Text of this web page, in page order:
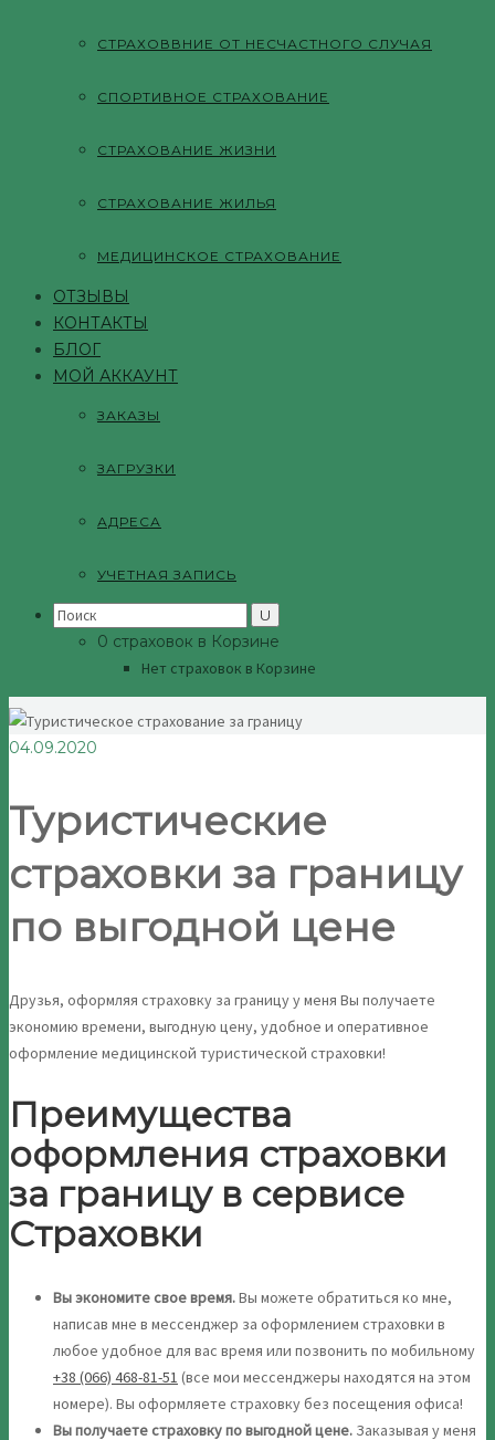
СТРАХОВВНИЕ ОТ НЕСЧАСТНОГО СЛУЧАЯ
СПОРТИВНОЕ СТРАХОВАНИЕ
СТРАХОВАНИЕ ЖИЗНИ
СТРАХОВАНИЕ ЖИЛЬЯ
МЕДИЦИНСКОЕ СТРАХОВАНИЕ
ОТЗЫВЫ
КОНТАКТЫ
БЛОГ
МОЙ АККАУНТ
ЗАКАЗЫ
ЗАГРУЗКИ
АДРЕСА
УЧЕТНАЯ ЗАПИСЬ
Search
0 страховок в Корзине
Нет страховок в Корзине
04.09.2020
Туристические
страховки за границу
по выгодной цене
Друзья, оформляя страховку за границу у меня Вы получаете
экономию времени, выгодную цену, удобное и оперативное
оформление медицинской туристической страховки!
Преимущества
оформления страховки
за границу в сервисе
Страховки
Вы экономите свое время.Вы можете обратиться ко мне,
написав мне в мессенджер за оформлением страховки в
любое удобное для вас время или позвонить по мобильному
+38 (066) 468-81-51 (все мои мессенджеры находятся на этом
номере). Вы оформляете страховку без посещения офиса!
Вы получаете страховку по выгодной цене. Заказывая у меня